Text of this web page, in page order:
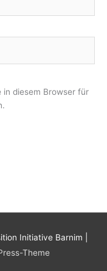
in diesem Browser für
Initiative Barnim
Theme